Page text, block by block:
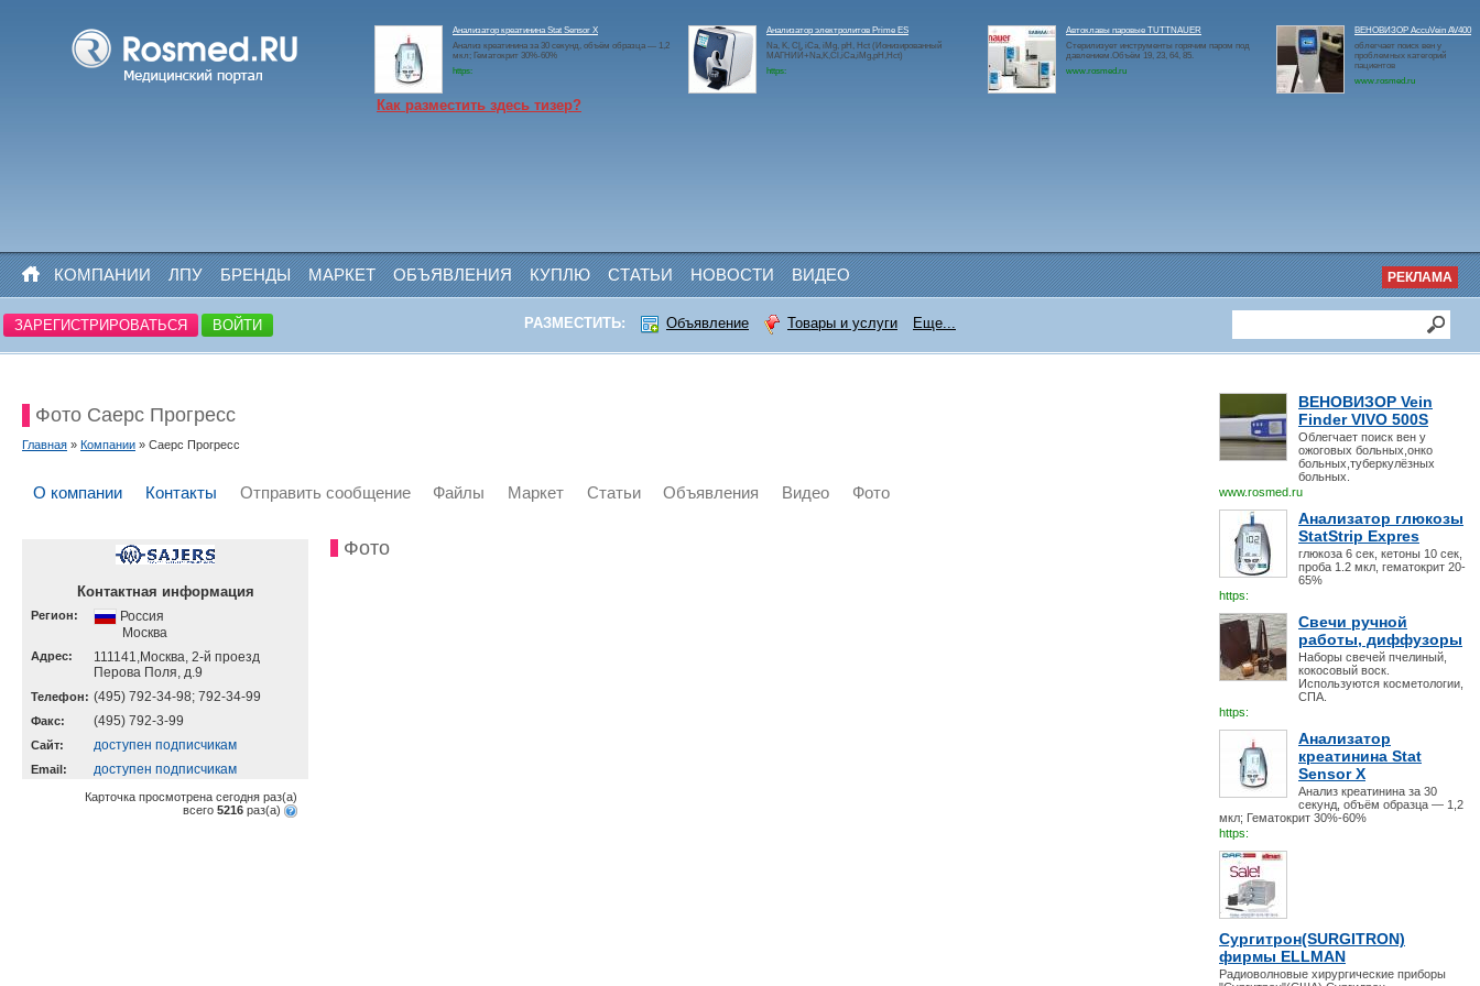
Анализатор креатинина Stat Sensor X
Анализ креатинина за 30 секунд, объём образца — 1,2
мкл; Гематокрит 30%-60%
https:
Анализатор электролитов Prime ES
Na, K, Cl, iCa, iMg, pH, Hct (Ионизированный
МАГНИЙ+Na,K,Cl,iCa,iMg,pH,Hct)
https:
Автоклавы паровые TUTTNAUER
Стерилизует инструменты горячим паром под
давлением.Объём 19, 23, 64, 85.
www.rosmed.ru
ВЕНОВИЗОР AccuVein AV400
облегчает поиск вен у
проблемных категорий
пациентов
www.rosmed.ru
Как разместить здесь тизер?
КОМПАНИИ ЛПУ БРЕНДЫ МАРКЕТ ОБЪЯВЛЕНИЯ КУПЛЮ СТАТЬИ НОВОСТИ ВИДЕО РЕКЛАМА
ЗАРЕГИСТРИРОВАТЬСЯ ВОЙТИ РАЗМЕСТИТЬ: Объявление Товары и услуги Еще...
ВЕНОВИЗОР Vein
Finder VIVO 500S
Облегчает поиск вен у
ожоговых больных,онко
больных,туберкулёзных
больных.
www.rosmed.ru
Анализатор глюкозы
StatStrip Expres
глюкоза 6 сек, кетоны 10 сек,
проба 1.2 мкл, гематокрит 20-
65%
https:
Свечи ручной
работы, диффузоры
Наборы свечей пчелиный,
кокосовый воск.
Используются косметологии,
СПА.
https:
Анализатор
креатинина Stat
Sensor X
Анализ креатинина за 30
секунд, объём образца — 1,2
мкл; Гематокрит 30%-60%
https:
Сургитрон(SURGITRON)
фирмы ELLMAN
Радиоволновые хирургические приборы
Фото Саерс Прогресс
Главная » Компании » Саерс Прогресс
О компании Контакты Отправить сообщение Файлы Маркет Статьи Объявления Видео Фото
Контактная информация
Регион:
Россия
Москва
Адрес:
111141,Москва, 2-й проезд
Перова Поля, д.9
Телефон: (495) 792-34-98; 792-34-99
Факс: (495) 792-3-99
Cайт: доступен подписчикам
Email: доступен подписчикам
Карточка просмотрена сегодня раз(a)
всего 5216 раз(a)
Фото